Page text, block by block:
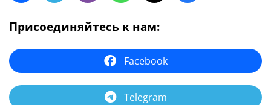
Присоединяйтесь к нам:
Facebook
Telegram